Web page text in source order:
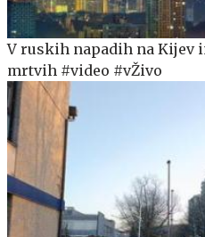
V ruskih napadih na Kijev
mrtvih #video #vŽivo